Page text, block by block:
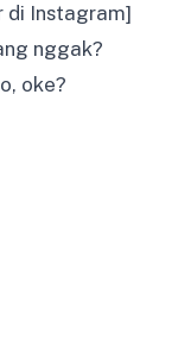
di Instagram]
nggak?
oke?